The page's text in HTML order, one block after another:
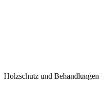
Holzschutz und Behandlungen